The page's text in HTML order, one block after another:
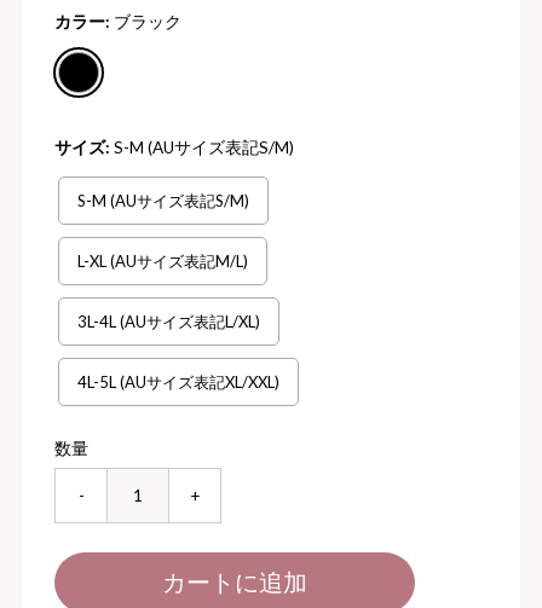
カラー: ブラック
サイズ: S-M (AUサイズ表記S/M)
S-M (AUサイズ表記S/M)
L-XL (AUサイズ表記M/L)
3L-4L (AUサイズ表記L/XL)
4L-5L (AUサイズ表記XL/XXL)
数量
- +